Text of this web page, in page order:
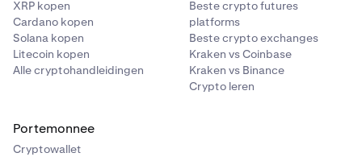
XRP kopen
Cardano kopen
Solana kopen
Litecoin kopen
Alle cryptohandleidingen
Beste crypto futures
platforms
Beste crypto exchanges
Kraken vs Coinbase
Kraken vs Binance
Crypto leren
Portemonnee
Cryptowallet